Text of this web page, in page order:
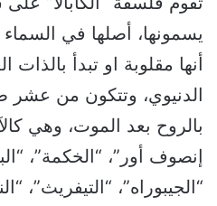
يسمونها، أصلها في
أنها مقلوبة او تبدأ بالذات
الدنيوي، وتتكون من عشر
بالروح بعد الموت، وهي
إنصوف أور”، “الخكمة”،
“الجيبوراه”، “التيفريث”،